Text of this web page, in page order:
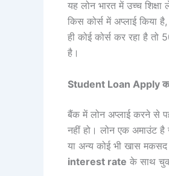
यह लोन भारत में उच्च शिक्षा
किस कोर्स में अप्लाई किया
ही कोई कोर्स कर रहा है
है।
Student Loan Apply
बैंक में लोन अप्लाई करने से
नहीं हो। लोन एक अमाउंट
या अन्य कोई भी खास
interest rate के साथ